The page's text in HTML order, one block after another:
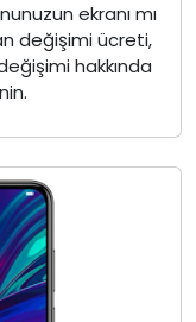
ekranı mı
değişimi ücreti,
hakkında